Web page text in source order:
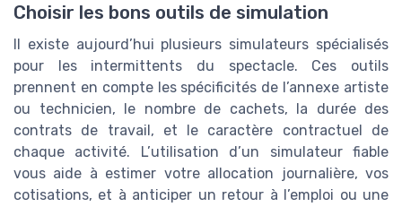
Choisir les bons outils de simulation
Il existe aujourd’hui plusieurs simulateurs spécialisés
pour les intermittents du spectacle. Ces outils
prennent en compte les spécificités de l’annexe artiste
ou technicien, le nombre de cachets, la durée des
contrats de travail, et le caractère contractuel de
chaque activité. L’utilisation d’un simulateur fiable
vous aide à estimer votre allocation journalière, vos
cotisations, et à anticiper un retour à l’emploi ou une